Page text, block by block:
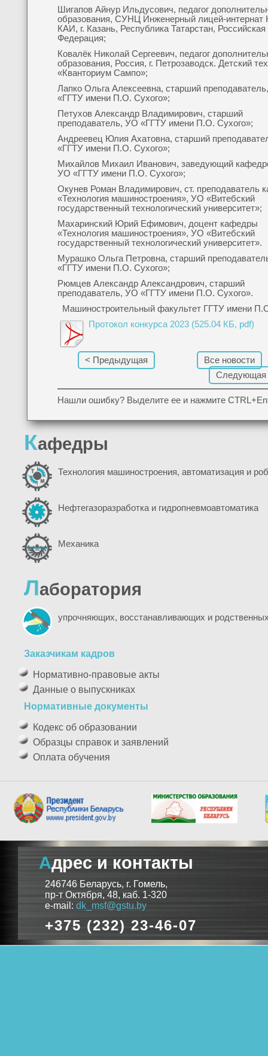
Шигапов Айнур Ильдусович, педагог
образования, СУНЦ Инженерный лицей-
КАИ, г. Казань, Республика Татарстан, Российская
Федерация;
Ковалёк Николай Сергеевич, педагог
образования, Россия, г. Петрозаводск. Детский
«Кванториум Сампо»;
Лапко Ольга Алексеевна, старший
«ГГТУ имени П.О. Сухого»;
Петухов Александр Владимирович, старший
преподаватель, УО «ГГТУ имени П.О. Сухого»;
Андреевец Юлия Ахатовна, старший
«ГГТУ имени П.О. Сухого»;
Михайлов Михаил Иванович, заведующий
УО «ГГТУ имени П.О. Сухого»;
Окунев Роман Владимирович, ст. преподаватель
«Технология машиностроения», УО «Витебский
государственный технологический университет»;
Махаринский Юрий Ефимович, доцент кафедры
«Технология машиностроения», УО «Витебский
государственный технологический университет».
Мурашко Ольга Петровна, старший
«ГГТУ имени П.О. Сухого»;
Рюмцев Александр Александрович, старший
преподаватель, УО «ГГТУ имени П.О. Сухого».
Машиностроительный факультет ГГТУ имени
Протокол конкурса 2023 (525.04 КБ, pdf)
< Предыдущая
Все новости
Следующая
Нашли ошибку? Выделите ее и нажмите
Кафедры
Технология машиностроения, автоматизация и
Нефтегазоразработка и гидропневмоавтоматика
Механика
Лаборатория
упрочняющих, восстанавливающих и
Заказчикам кадров
Нормативно-правовые акты
Данные о выпускниках
Нормативные документы
Кодекс об образовании
Образцы справок и заявлений
Оплата обучения
Адрес и контакты
246746 Беларусь, г. Гомель,
пр-т Октября, 48, каб. 1-320
e-mail: dk_msf@gstu.by
+375 (232) 23-46-07